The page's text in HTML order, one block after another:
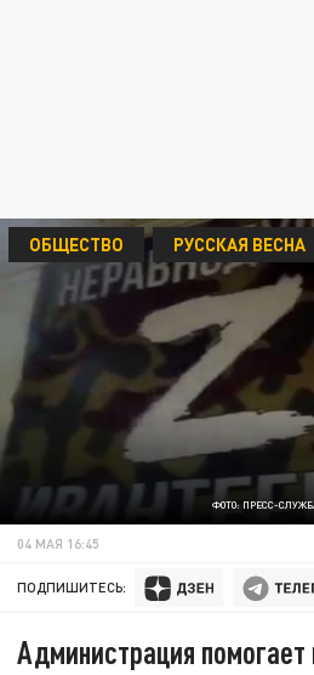
ФОТО: ПРЕСС-
ОБЩЕСТВО РУССКАЯ ВЕСНА
04 МАЯ 16:45
ПОДПИШИТЕСЬ:
Администрация